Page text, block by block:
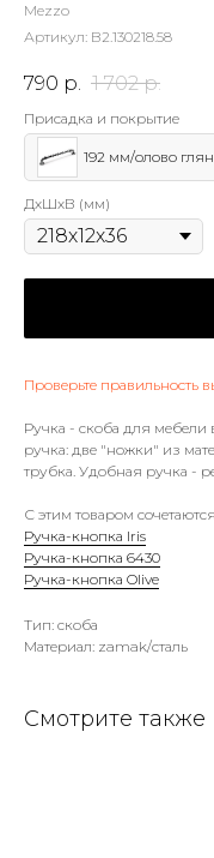
Mezzo
Артикул: B2.130218.58
790 р. 1 702 р.
Присадка и покрытие
192 мм/олово
ДхШхВ (мм)
Проверьте правильность
Ручка - скоба для мебели
ручка: две "ножки" из
трубка. Удобная ручка -
С этим товаром
Ручка-кнопка Iris
Ручка-кнопка 6430
Ручка-кнопка Olive
Тип: скоба
Материал: zamak/сталь
Смотрите также